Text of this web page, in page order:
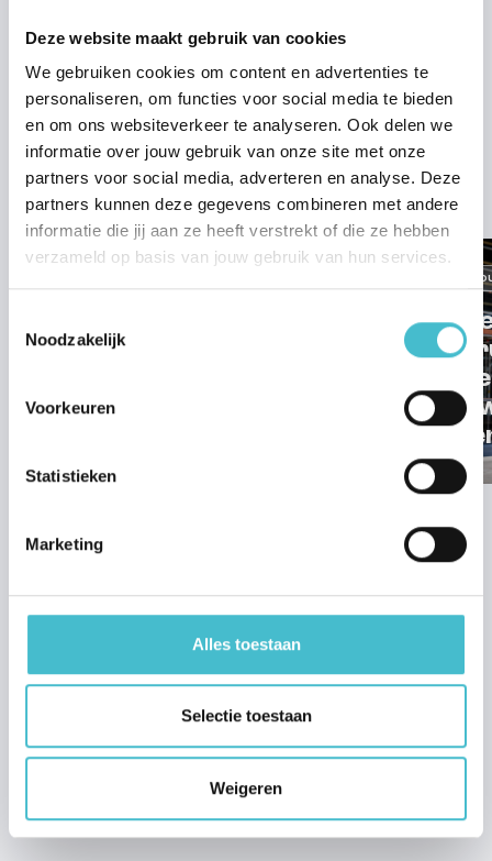
Deze website maakt gebruik van cookies
We gebruiken cookies om content en advertenties te
personaliseren, om functies voor social media te bieden
en om ons websiteverkeer te analyseren. Ook delen we
informatie over jouw gebruik van onze site met onze
partners voor social media, adverteren en analyse. Deze
partners kunnen deze gegevens combineren met andere
informatie die jij aan ze heeft verstrekt of die ze hebben
verzameld op basis van jouw gebruik van hun services.
Noodzakelijk
Voorkeuren
Statistieken
Marketing
Alles toestaan
Selectie toestaan
Weigeren
Neem dan gerust contact met ons op.
nieuwbouw@hansjanssen.nl .
Verder lezen
Start verkoop
om je
Woning kopen Beuningen